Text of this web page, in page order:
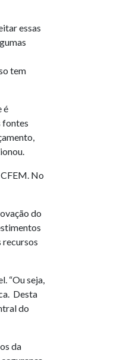
essas
tem
é
fontes
No
do
recursos
“Ou seja,
Desta
do
da